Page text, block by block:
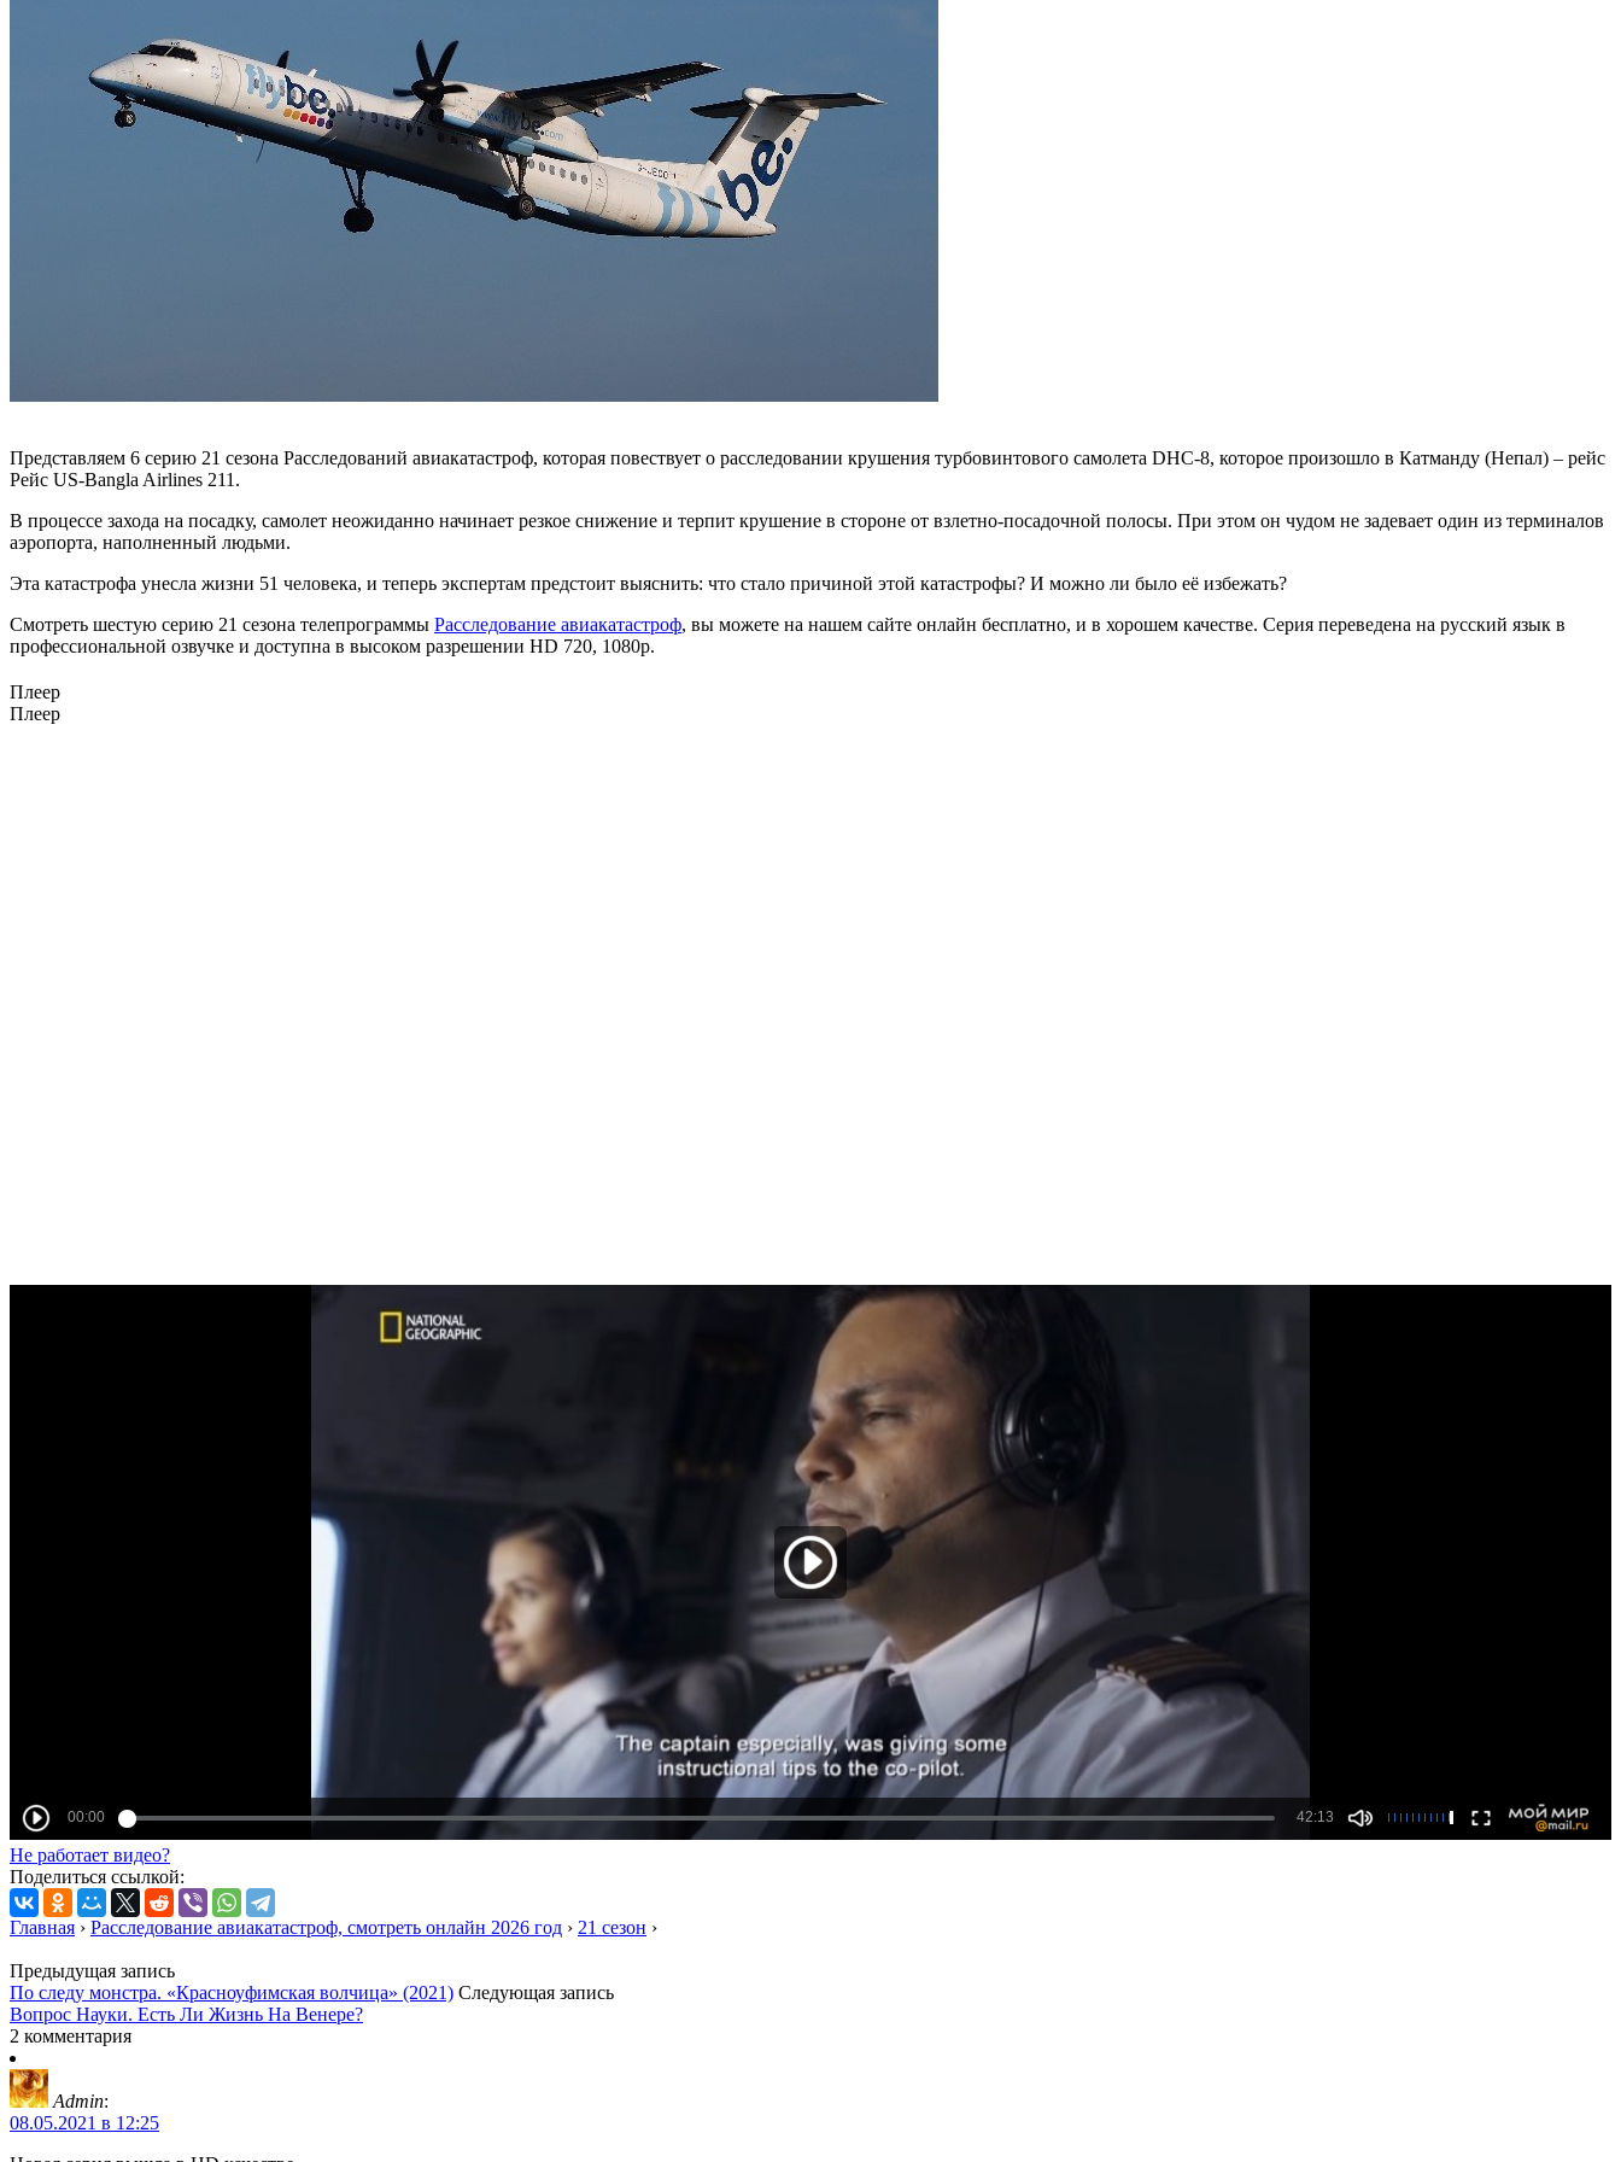
Представляем 6 серию 21 сезона Расследований авиакатастроф, которая повествует о расследовании крушения турбовинтового самолета DHC-8, которое произошло в Катманду (Непал) – рейс
Рейс US-Bangla Airlines 211.
В процессе захода на посадку, самолет неожиданно начинает резкое снижение и терпит крушение в стороне от взлетно-посадочной полосы. При этом он чудом не задевает один из терминалов
аэропорта, наполненный людьми.
Эта катастрофа унесла жизни 51 человека, и теперь экспертам предстоит выяснить: что стало причиной этой катастрофы? И можно ли было её избежать?
Смотреть шестую серию 21 сезона телепрограммы Расследование авиакатастроф, вы можете на нашем сайте онлайн бесплатно, и в хорошем качестве. Серия переведена на русский язык в
профессиональной озвучке и доступна в высоком разрешении HD 720, 1080p.
Плеер
Плеер
Не работает видео?
Поделиться ссылкой:
Главная › Расследование авиакатастроф, смотреть онлайн 2026 год › 21 сезон ›
Предыдущая запись
По следу монстра. «Красноуфимская волчица» (2021) Следующая запись
Вопрос Науки. Есть Ли Жизнь На Венере?
2 комментария
Admin:
08.05.2021 в 12:25